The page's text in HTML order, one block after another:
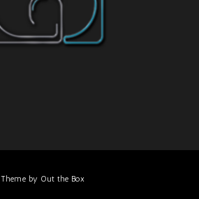
Theme by Out the Box